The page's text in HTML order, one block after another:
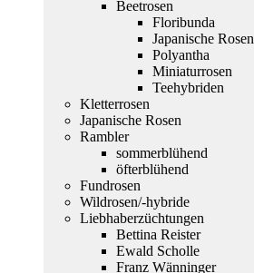
Beetrosen
Floribunda
Japanische Rosen
Polyantha
Miniaturrosen
Teehybriden
Kletterrosen
Japanische Rosen
Rambler
sommerblühend
öfterblühend
Fundrosen
Wildrosen/-hybride
Liebhaberzüchtungen
Bettina Reister
Ewald Scholle
Franz Wänninger